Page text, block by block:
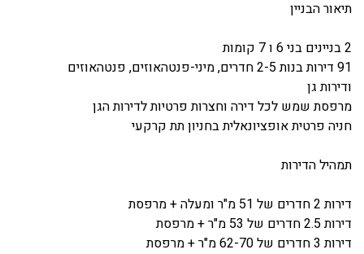
תיאור הבניין
2 בניינים בני 6 ו 7 קומות
91 דירות בנות 2-5 חדרים, מיני-פנטהאוזים, פנטהאוזים
ודירות גן
מרפסת שמש לכל דירה וחצרות פרטיות לדירות הגן
חניה פרטית אופציונאלית בחניון תת קרקעי
תמהיל הדירות
דירות 2 חדרים של 51 מ"ר ומעלה + מרפסת
דירות 2.5 חדרים של 53 מ"ר + מרפסת
דירות 3 חדרים של 62-70 מ"ר + מרפסת